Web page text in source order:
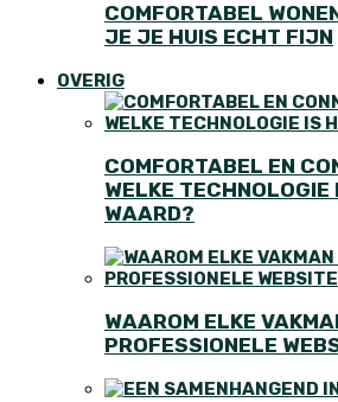
COMFORTABEL
JE JE HUIS ECHT FIJN
OVERIG
COMFORTABEL EN
WELKE TECHNOLOGIE
WAARD?
WAAROM ELKE
PROFESSIONELE